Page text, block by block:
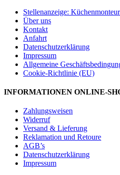
Stellenanzeige:
Über uns
Kontakt
Anfahrt
Datenschutzerklärung
Impressum
Allgemeine
Cookie-Richtlinie (EU)
INFORMATIONEN ONLINE-
Zahlungsweisen
Widerruf
Versand & Lieferung
Reklamation und Retoure
AGB’s
Datenschutzerklärung
Impressum